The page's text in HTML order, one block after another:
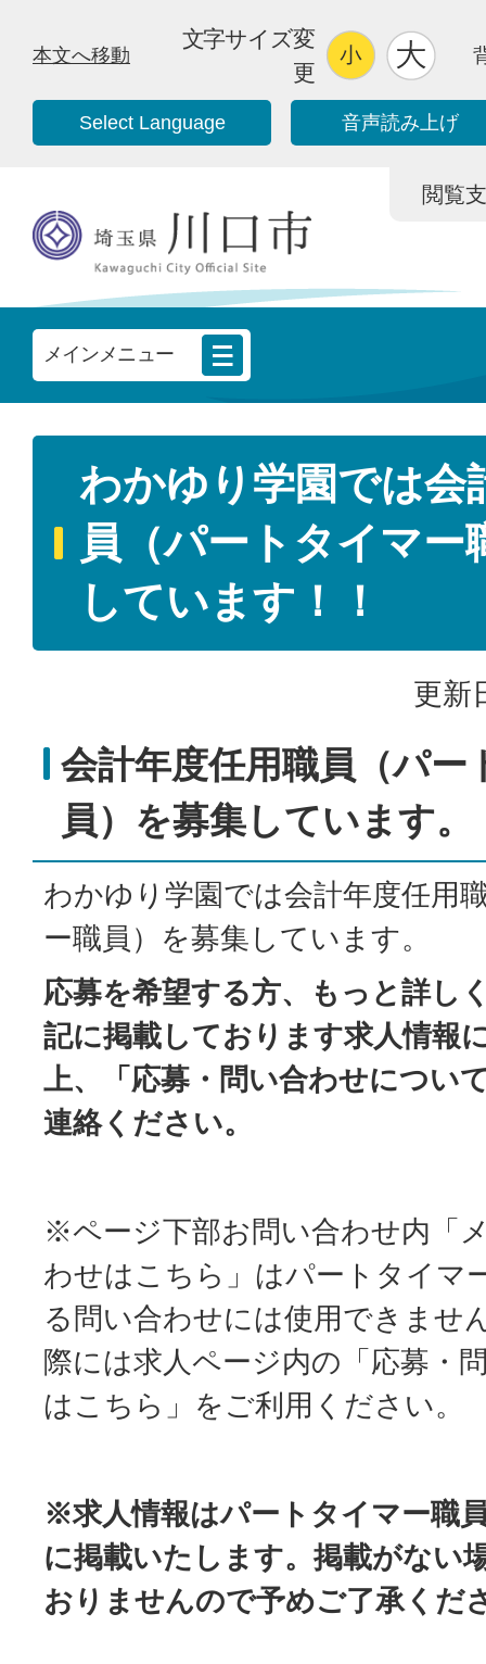
本文へ移動
文字サイズ変
更
Select Language 音声読み上げ
閲覧
メインメニュー
わかゆり学園では会
員（パートタイマー
しています！！
更新
会計年度任用職員（パー
員）を募集しています。
わかゆり学園では会計年度任用
ー職員）を募集しています。
応募を希望する方、もっと詳し
記に掲載しております求人情報
上、「応募・問い合わせについ
連絡ください。
※ページ下部お問い合わせ内「
わせはこちら」はパートタイマ
る問い合わせには使用できませ
際には求人ページ内の「応募・
はこちら」をご利用ください。
※求人情報はパートタイマー職
に掲載いたします。掲載がない
おりませんので予めご了承くだ